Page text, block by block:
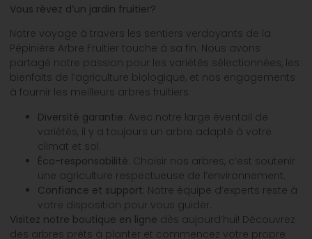
Vous rêvez d’un jardin fruitier?
Notre voyage à travers les sentiers verdoyants de la
Pépinière Arbre Fruitier touche à sa fin. Nous avons
partagé notre passion pour les variétés sélectionnées, les
bienfaits de l’agriculture biologique, et nos engagements
à fournir les meilleurs arbres fruitiers.
Diversité garantie : Avec notre large éventail de
variétés, il y a toujours un arbre adapté à votre
climat et sol.
Éco-responsabilité : Choisir nos arbres, c’est soutenir
une agriculture respectueuse de l’environnement.
Confiance et support : Notre équipe d’experts reste à
votre disposition pour vous guider.
Visitez notre boutique en ligne dès aujourd’hui! Découvrez
des arbres prêts à planter et commencez votre propre